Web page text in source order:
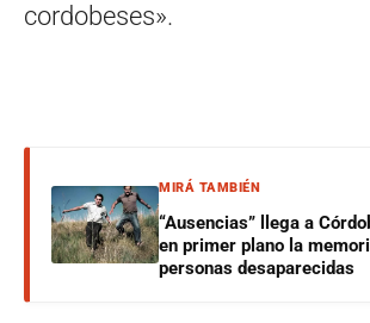
cordobeses».
MIRÁ TAMBIÉN
“Ausencias” llega a
en primer plano la
personas desaparecidas